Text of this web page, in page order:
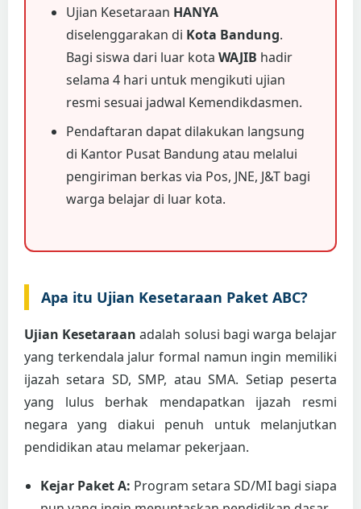
Ujian Kesetaraan HANYA
diselenggarakan di Kota Bandung.
Bagi siswa dari luar kota WAJIB hadir
selama 4 hari untuk mengikuti ujian
resmi sesuai jadwal Kemendikdasmen.
Pendaftaran dapat dilakukan langsung
di Kantor Pusat Bandung atau melalui
pengiriman berkas via Pos, JNE, J&T bagi
warga belajar di luar kota.
Apa itu Ujian Kesetaraan Paket ABC?
Ujian Kesetaraan adalah solusi bagi warga belajar
yang terkendala jalur formal namun ingin memiliki
ijazah setara SD, SMP, atau SMA. Setiap peserta
yang lulus berhak mendapatkan ijazah resmi
negara yang diakui penuh untuk melanjutkan
pendidikan atau melamar pekerjaan.
Kejar Paket A: Program setara SD/MI bagi siapa